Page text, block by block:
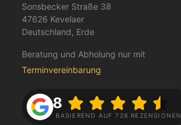
Sonsbecker Straße 38
47626 Kevelaer
Deutschland, Erde
Beratung und Abholung nur mit
Terminvereinbarung
4.8
BASIEREND AUF 726 REZENSIONEN